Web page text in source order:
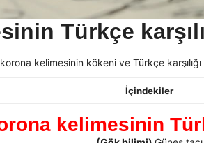
Türkçe
kelimesinin kökeni ve Türkçe
İçindekiler
kelimesinin